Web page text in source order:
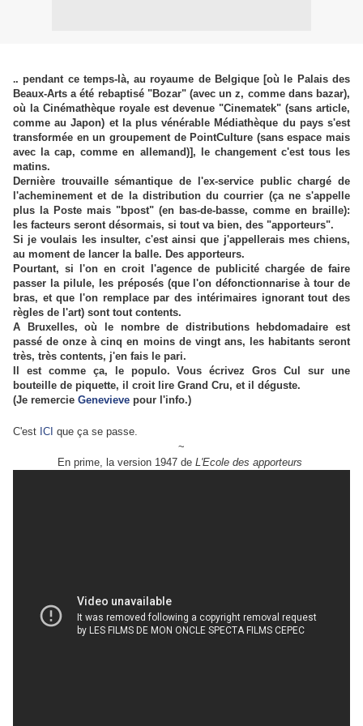
.. pendant ce temps-là, au royaume de Belgique [où le Palais des
Beaux-Arts a été rebaptisé "Bozar" (avec un z, comme dans bazar),
où la Cinémathèque royale est devenue "Cinematek" (sans article,
comme au Japon) et la plus vénérable Médiathèque du pays s'est
transformée en un groupement de PointCulture (sans espace mais
avec la cap, comme en allemand)], le changement c'est tous les
matins.
Dernière trouvaille sémantique de l'ex-service public chargé de
l'acheminement et de la distribution du courrier (ça ne s'appelle
plus la Poste mais "bpost" (en bas-de-basse, comme en braille):
les facteurs seront désormais, si tout va bien, des "apporteurs".
Si je voulais les insulter, c'est ainsi que j'appellerais mes chiens,
au moment de lancer la balle. Des apporteurs.
Pourtant, si l'on en croit l'agence de publicité chargée de faire
passer la pilule, les préposés (que l'on défonctionnarise à tour de
bras, et que l'on remplace par des intérimaires ignorant tout des
règles de l'art) sont tout contents.
A Bruxelles, où le nombre de distributions hebdomadaire est
passé de onze à cinq en moins de vingt ans, les habitants seront
très, très contents, j'en fais le pari.
Il est comme ça, le populo. Vous écrivez Gros Cul sur une
bouteille de piquette, il croit lire Grand Cru, et il déguste.
(Je remercie Genevieve pour l'info.)
C'est ICI que ça se passe.
~
En prime, la version 1947 de L'Ecole des apporteurs